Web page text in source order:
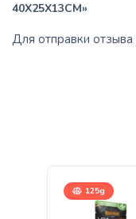
40X25X13CM»
Для отправки
125g